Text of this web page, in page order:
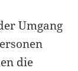
Umgang
die